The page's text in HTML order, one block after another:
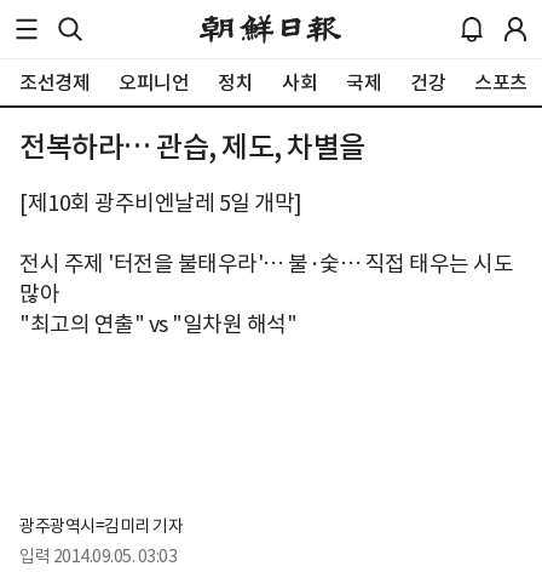
조선경제 오피니언 정치 사회 국제 건강 스포츠
전복하라… 관습, 제도, 차별을
[제10회 광주비엔날레 5일 개막]
전시 주제 '터전을 불태우라'… 불·숯… 직접 태우는 시도
많아
"최고의 연출" vs "일차원 해석"
광주광역시=김미리 기자
입력 2014.09.05. 03:03